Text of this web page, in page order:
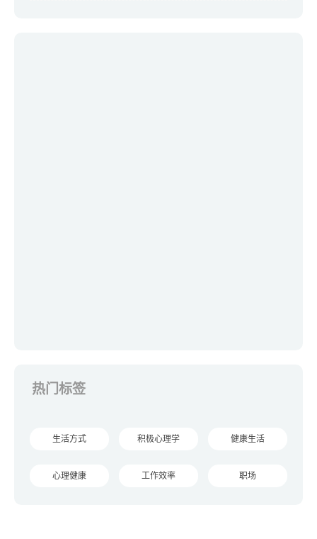
热门标签
生活方式 积极心理学 健康生活
心理健康 工作效率 职场